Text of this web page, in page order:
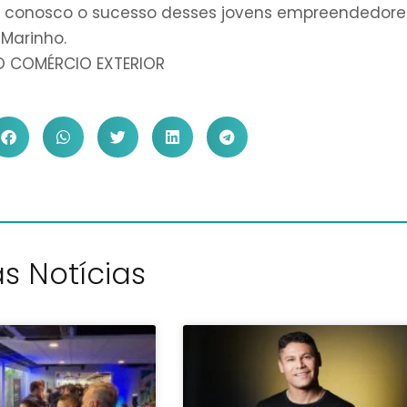
o sucesso desses jovens
COMÉRCIO EXTERIOR
Notícias